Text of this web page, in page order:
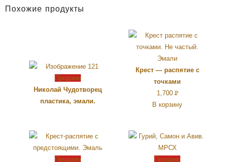
Похожие продукты
Продано
Николай Чудотворец
пластика, эмали.
Крест — распятие с
точками
1,700Р
УБ.
В корзину
Продано Продано